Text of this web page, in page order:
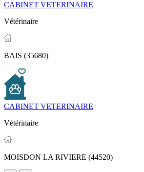
CABINET VETERINAIRE
Vétérinaire
BAIS (35680)
CABINET VETERINAIRE
Vétérinaire
MOISDON LA RIVIERE (44520)